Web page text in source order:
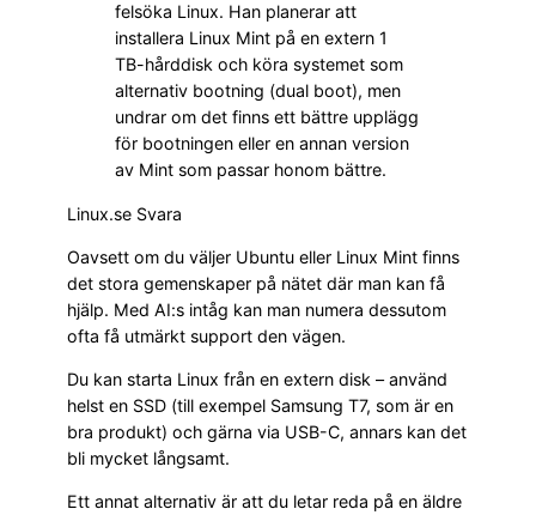
felsöka Linux. Han planerar att
installera Linux Mint på en extern 1
TB-hårddisk och köra systemet som
alternativ bootning (dual boot), men
undrar om det finns ett bättre upplägg
för bootningen eller en annan version
av Mint som passar honom bättre.
Linux.se Svara
Oavsett om du väljer Ubuntu eller Linux Mint finns
det stora gemenskaper på nätet där man kan få
hjälp. Med AI:s intåg kan man numera dessutom
ofta få utmärkt support den vägen.
Du kan starta Linux från en extern disk – använd
helst en SSD (till exempel Samsung T7, som är en
bra produkt) och gärna via USB-C, annars kan det
bli mycket långsamt.
Ett annat alternativ är att du letar reda på en äldre